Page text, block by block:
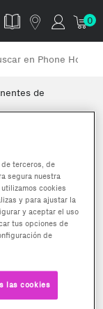
0
de
terceros, de
segura nuestra
cookies
y para ajustar la
y aceptar el uso
tus opciones de
de
las cookies